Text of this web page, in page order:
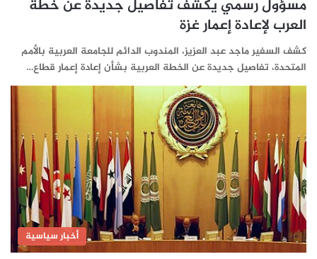
مسؤول رسمي يكشف تفاصيل جديدة عن خطة
العرب لإعادة إعمار غزة
كشف السفير ماجد عبد العزيز، المندوب الدائم للجامعة العربية بالأمم
المتحدة، تفاصيل جديدة عن الخطة العربية بشأن إعادة إعمار قطاع…
أخبار سياسية